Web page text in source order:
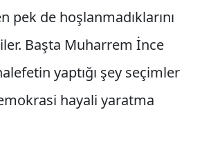
pek de hoşlanmadıklarını
Başta Muharrem İnce
yaptığı şey seçimler
hayali yaratma